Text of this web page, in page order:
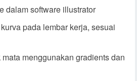
dalam software illustrator
pada lembar kerja, sesuai
menggunakan gradients dan